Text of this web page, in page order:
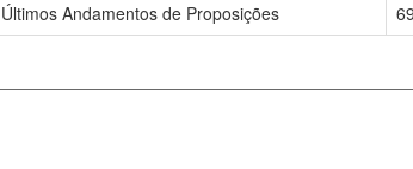
Últimos Andamentos de Proposições
69